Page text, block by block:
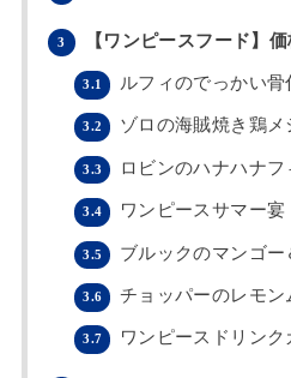
3 【ワンピースフード】価
3.1 ルフィのでっかい骨
3.2 ゾロの海賊焼き鶏メ
3.3 ロビンのハナハナ
3.4 ワンピースサマー
3.5 ブルックのマンゴ
3.6 チョッパーのレモン
3.7 ワンピースドリンク